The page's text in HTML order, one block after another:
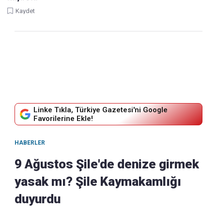
Kaydet
Linke Tıkla, Türkiye Gazetesi'ni Google
Favorilerine Ekle!
HABERLER
9 Ağustos Şile'de denize girmek
yasak mı? Şile Kaymakamlığı
duyurdu